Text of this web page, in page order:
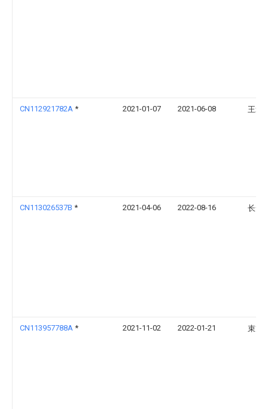
CN112921782A * 2021-01-07 2021-06-08 王爱
CN113026537B * 2021-04-06 2022-08-16 长安
CN113957788A * 2021-11-02 2022-01-21 束龙